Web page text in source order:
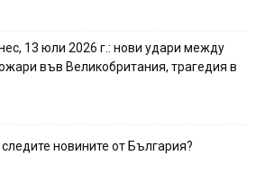
13 юли 2026 г.: нови удари между
във Великобритания, трагедия в
новините от България?